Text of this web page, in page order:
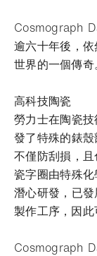
Cosmograph
逾六十年後，
世界的一個傳奇。
高科技陶瓷
勞力士在陶瓷
發了特殊的錶
不僅防刮損，
瓷字圈由特殊
潛心研發，已
製作工序，因此
Cosmograph